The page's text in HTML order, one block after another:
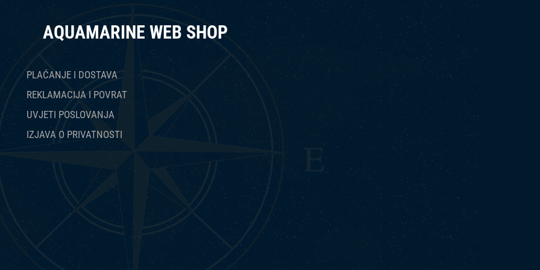
AQUAMARINE WEB SHOP
PLAĆANJE I DOSTAVA
REKLAMACIJA I POVRAT
UVJETI POSLOVANJA
IZJAVA O PRIVATNOSTI